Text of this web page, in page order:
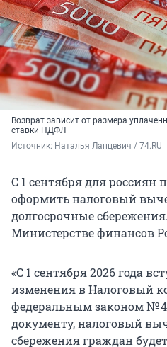
Возврат зависит от размера
ставки НДФЛ
Источник: Наталья Лапцевич / 74.RU
С 1 сентября для россиян
оформить налоговый
долгосрочные
Министерстве финансов
«С 1 сентября 2026 года
изменения в Налоговый
федеральным законом №
документу, налоговый
сбережения граждан